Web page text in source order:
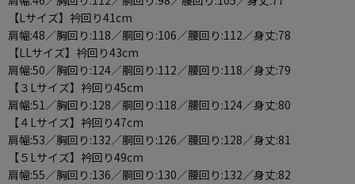
【Lサイズ】衿回り41cm
肩幅:48／胸回り:118／胴回り:106／腰回り:112／身丈:78
【LLサイズ】衿回り43cm
肩幅:50／胸回り:124／胴回り:112／腰回り:118／身丈:79
【３Lサイズ】衿回り45cm
肩幅:51／胸回り:128／胴回り:118／腰回り:124／身丈:80
【４Lサイズ】衿回り47cm
肩幅:53／胸回り:132／胴回り:126／腰回り:128／身丈:81
【５Lサイズ】衿回り49cm
肩幅:55／胸回り:136／胴回り:130／腰回り:132／身丈:82